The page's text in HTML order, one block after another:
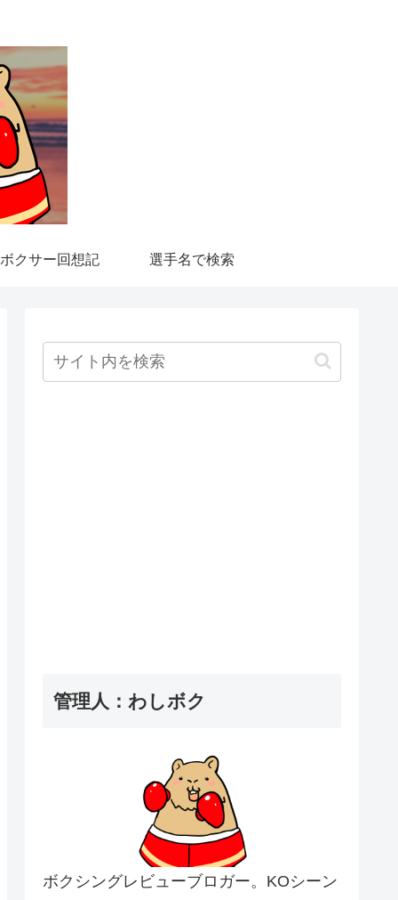
クサー回想記 選手名で検索
管理人：わしボク
ボクシングレビューブロガー。KOシーン